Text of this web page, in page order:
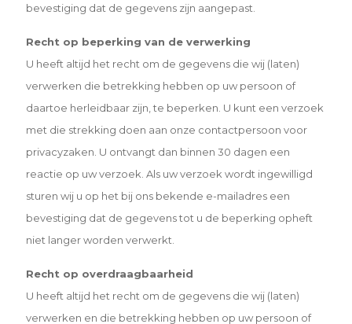
bevestiging dat de gegevens zijn aangepast.
Recht op beperking van de verwerking
U heeft altijd het recht om de gegevens die wij (laten)
verwerken die betrekking hebben op uw persoon of
daartoe herleidbaar zijn, te beperken. U kunt een verzoek
met die strekking doen aan onze contactpersoon voor
privacyzaken. U ontvangt dan binnen 30 dagen een
reactie op uw verzoek. Als uw verzoek wordt ingewilligd
sturen wij u op het bij ons bekende e-mailadres een
bevestiging dat de gegevens tot u de beperking opheft
niet langer worden verwerkt.
Recht op overdraagbaarheid
U heeft altijd het recht om de gegevens die wij (laten)
verwerken en die betrekking hebben op uw persoon of